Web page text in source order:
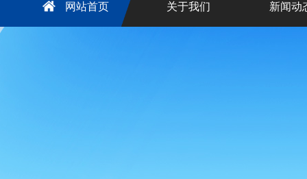
网站首页 关于我们 新闻动